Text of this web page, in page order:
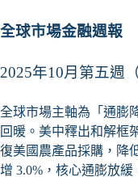
全球市場金融週報
2025年10月第五週
全球市場主軸為「通膨
回暖。美中釋出和解框
復美國農產品採購，降
增 3.0%，核心通膨放